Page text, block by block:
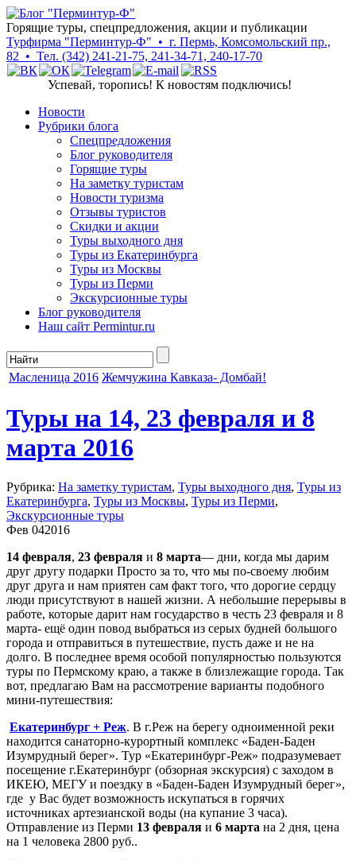
Горящие туры, спецпредложения, акции и публикации
Турфирма "Перминтур-Ф" • г. Пермь, Комсомольский пр.,
82 • Тел. (342) 241-21-75, 241-34-71, 240-17-70
Успевай, торопись! К новостям подключись!
Новости
Рубрики блога
Cпецпредложения
Блог руководителя
Горящие туры
На заметку туристам
Новости туризма
Отзывы туристов
Скидки и акции
Туры выходного дня
Туры из Екатеринбурга
Туры из Москвы
Туры из Перми
Экскурсионные туры
Блог руководителя
Наш сайт Permintur.ru
Масленица 2016 Жемчужина Кавказа- Домбай!
Туры на 14, 23 февраля и 8
марта 2016
Рубрика: На заметку туристам, Туры выходного дня, Туры из
Екатеринбурга, Туры из Москвы, Туры из Перми,
Экскурсионные туры
Фев 042016
14 февраля, 23 февраля и 8 марта— дни, когда мы дарим
друг другу подарки Просто за то, что мы по-своему любим
друг друга и нам приятен сам факт того, что дорогие сердцу
люди присутствуют в нашей жизни. А небольшие перерывы в
работе, которые дарит нам государство в честь 23 февраля и 8
марта- ещё один повод выбраться из серых будней большого
города и отправиться в путешествие, пусть даже и не на
долго. В последнее время особой популярностью пользуются
туры по Пермскому краю, а также в близлежащие города. Так
вот, предлагаю Вам на рассмотрение варианты подобного
мини-путешествия:
Екатеринбург + Реж. В г.Реж на берегу одноименной реки
находится санаторно-курортный комплекс «Баден-Баден
Изумрудный берег». Тур «Екатеринбург-Реж» подразумевает
посещение г.Екатеринбург (обзорная экскурсия) с заходом в
ИКЕЮ, МЕГУ и поездку в «Баден-Баден Изумрудный берег»,
где у Вас будет возможность искупаться в горячих
источниках артезианской воды (на купание 3 часа).
Отправление из Перми 13 февраля и 6 марта на 2 дня, цена
на 1 человека 2800 руб..